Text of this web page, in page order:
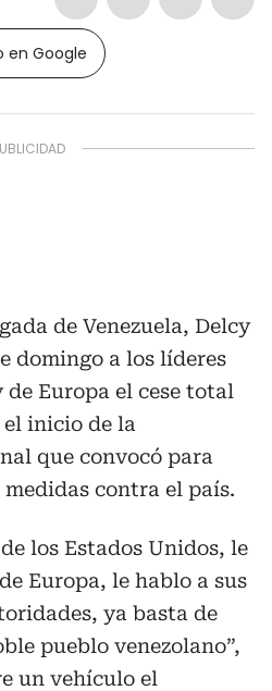
en Google
de Venezuela, Delcy
domingo a los líderes
Europa el cese total
el inicio de la
que convocó para
contra el país.
los Estados Unidos, le
Europa, le hablo a sus
ya basta de
pueblo venezolano”,
un vehículo el